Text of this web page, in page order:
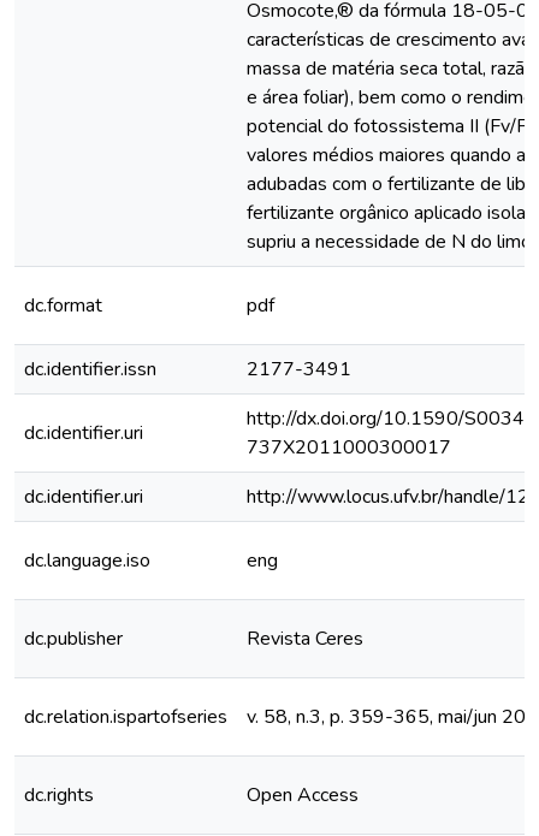
Osmocote,® da fórmula 18-05-
características de crescimento
massa de matéria seca total,
e área foliar), bem como o
potencial do fotossistema II (Fv/
valores médios maiores quando
adubadas com o fertilizante de
fertilizante orgânico aplicado
supriu a necessidade de N do
dc.format pdf
dc.identifier.issn 2177-3491
dc.identifier.uri
http://dx.doi.org/10.1590/S0034-
737X2011000300017
dc.identifier.uri
http://www.locus.ufv.br/handle/
dc.language.iso eng
dc.publisher Revista Ceres
dc.relation.ispartofseries v. 58, n.3, p. 359-365, mai/jun
dc.rights Open Access